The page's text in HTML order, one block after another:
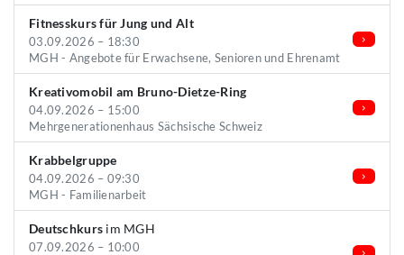
Fitnesskurs für Jung und Alt
03.09.2026 – 18:30
MGH - Angebote für Erwachsene, Senioren und Ehrenamt
Kreativomobil am Bruno-Dietze-Ring
04.09.2026 – 15:00
Mehrgenerationenhaus Sächsische Schweiz
Krabbelgruppe
04.09.2026 – 09:30
MGH - Familienarbeit
Deutschkurs im MGH
07.09.2026 – 10:00